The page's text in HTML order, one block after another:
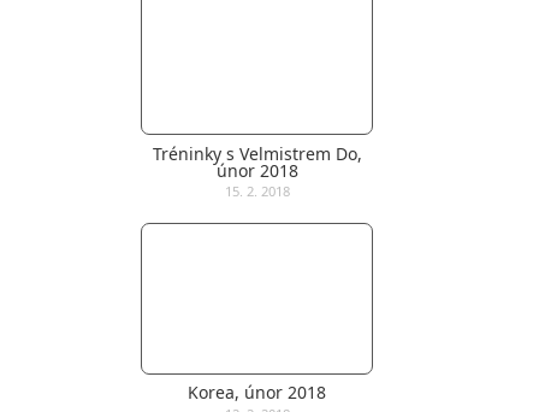
Tréninky s Velmistrem Do,
únor 2018
15. 2. 2018
Korea, únor 2018